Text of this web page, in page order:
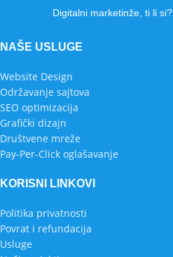
Digitalni marketinže, ti li si?
NAŠE USLUGE
Website Design
Održavanje sajtova
SEO optimizacija
Grafički dizajn
Društvene mreže
Pay-Per-Click oglašavanje
KORISNI LINKOVI
Politika privatnosti
Povrat i refundacija
Usluge